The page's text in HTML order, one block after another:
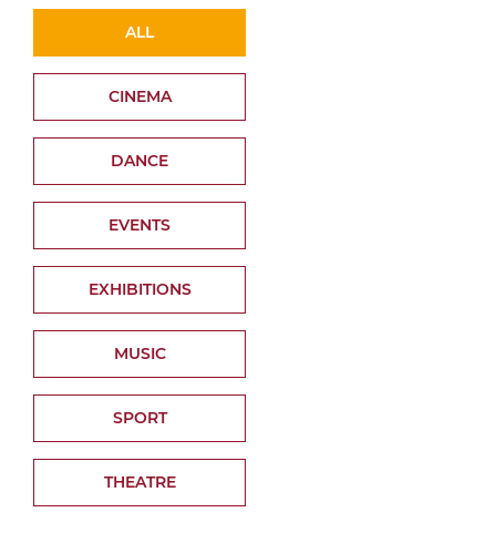
ALL
CINEMA
DANCE
EVENTS
EXHIBITIONS
MUSIC
SPORT
THEATRE